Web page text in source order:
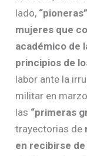
lado, “pioneras”
mujeres que
académico de
principios de
labor ante la
militar en
las “primeras
trayectorias de
en recibirse